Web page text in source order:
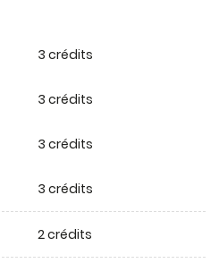
3 crédits
3 crédits
3 crédits
3 crédits
2 crédits